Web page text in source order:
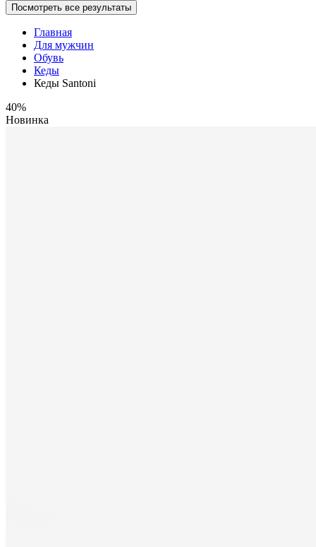
Посмотреть все результаты
Главная
Для мужчин
Обувь
Кеды
Кеды Santoni
40%
Новинка